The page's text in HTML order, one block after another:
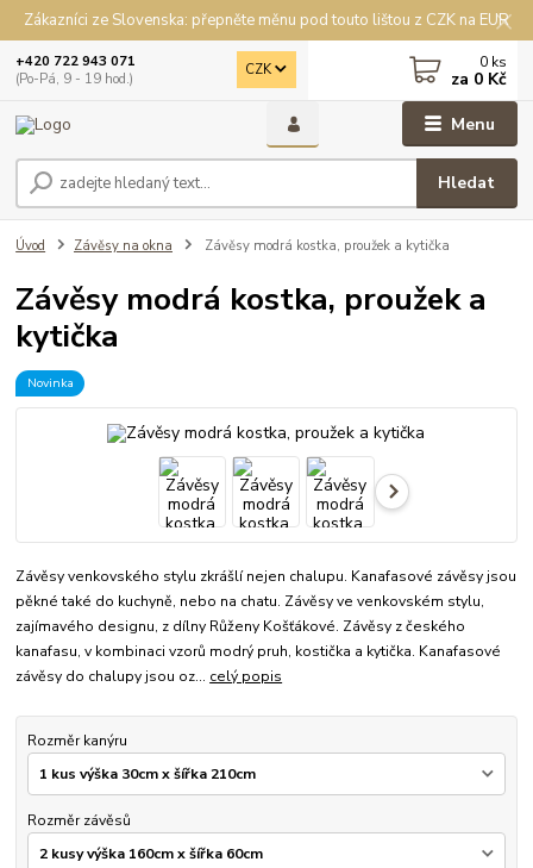
Zákazníci ze Slovenska: přepněte měnu pod touto lištou z CZK na EUR
Menu
CZK
Hledat
+420 722 943 071
(Po-Pá, 9 - 19 hod.)
0 ks
za 0 Kč
Úvod Závěsy na okna Závěsy modrá kostka, proužek a kytička
Závěsy modrá kostka, proužek a
kytička
Novinka
Závěsy venkovského stylu zkrášlí nejen chalupu. Kanafasové závěsy jsou
pěkné také do kuchyně, nebo na chatu. Závěsy ve venkovském stylu,
zajímavého designu, z dílny Růženy Košťákové. Závěsy z českého
kanafasu, v kombinaci vzorů modrý pruh, kostička a kytička. Kanafasové
závěsy do chalupy jsou oz... celý popis
Rozměr kanýru
Rozměr závěsů